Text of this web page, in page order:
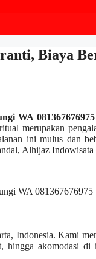
Biaya
WA
merupakan
ini mulus dan
Alhijaz
Indonesia. Kami
hingga akomodasi